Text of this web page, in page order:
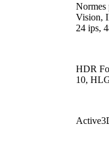
Normes
Vision,
24 ips,
HDR
10,